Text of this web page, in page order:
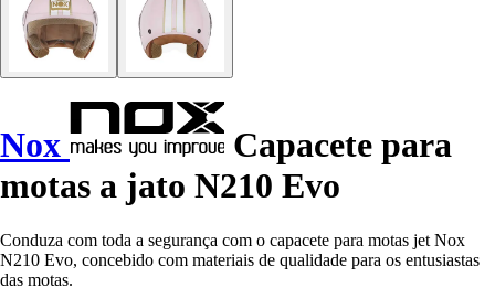
Nox
Capacete para
motas a jato N210 Evo
Conduza com toda a segurança com o capacete para motas jet Nox
N210 Evo, concebido com materiais de qualidade para os entusiastas
das motas.